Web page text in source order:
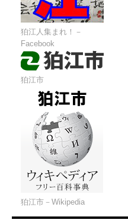
狛江人集まれ！－
Facebook
狛江市
狛江市－Wikipedia